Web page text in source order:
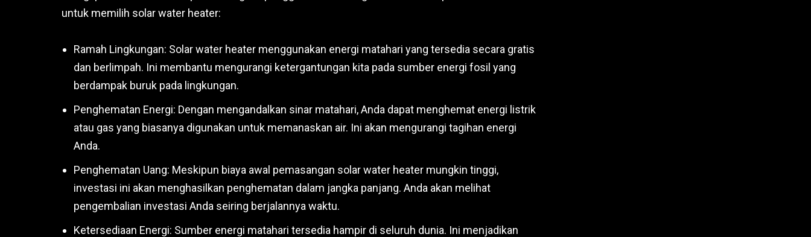
untuk memilih solar water heater:
Ramah Lingkungan: Solar water heater menggunakan energi matahari yang tersedia secara gratis
dan berlimpah. Ini membantu mengurangi ketergantungan kita pada sumber energi fosil yang
berdampak buruk pada lingkungan.
Penghematan Energi: Dengan mengandalkan sinar matahari, Anda dapat menghemat energi listrik
atau gas yang biasanya digunakan untuk memanaskan air. Ini akan mengurangi tagihan energi
Anda.
Penghematan Uang: Meskipun biaya awal pemasangan solar water heater mungkin tinggi,
investasi ini akan menghasilkan penghematan dalam jangka panjang. Anda akan melihat
pengembalian investasi Anda seiring berjalannya waktu.
Ketersediaan Energi: Sumber energi matahari tersedia hampir di seluruh dunia. Ini menjadikan